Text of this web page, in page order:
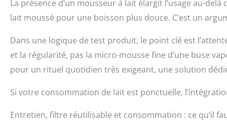
La présence d’un mousseur à lait élargit l’usage au-
lait moussé pour une boisson plus douce. C’est un
Dans une logique de test produit, le point clé est
et la régularité, pas la micro-mousse fine d’une buse
pour un rituel quotidien très exigeant, une solution
Si votre consommation de lait est ponctuelle,
Entretien, filtre réutilisable et consommation : ce qu’il